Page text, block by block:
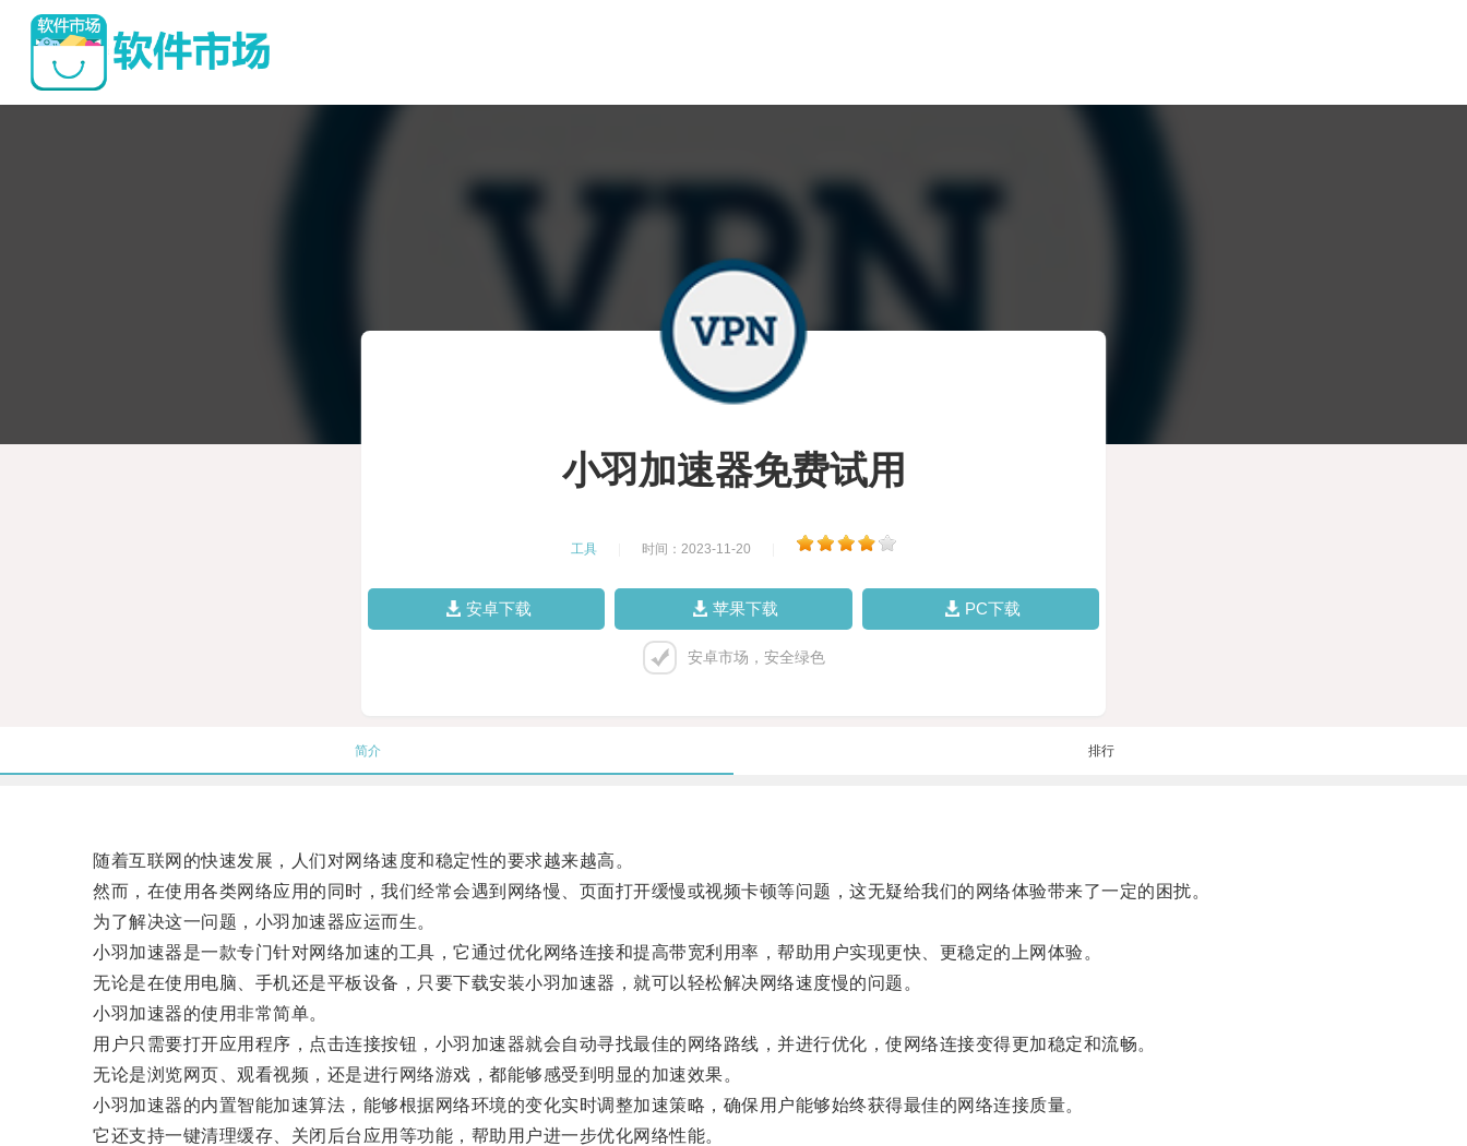
小羽加速器免费试用
工具 时间：2023-11-20
安卓下载 苹果下载 PC下载
安卓市场，安全绿色
简介 排行
随着互联网的快速发展，人们对网络速度和稳定性的要求越来越高。
然而，在使用各类网络应用的同时，我们经常会遇到网络慢、页面打开缓慢或视频卡顿等问题，这无疑给我们的网络体验带来了一定的困扰。
为了解决这一问题，小羽加速器应运而生。
小羽加速器是一款专门针对网络加速的工具，它通过优化网络连接和提高带宽利用率，帮助用户实现更快、更稳定的上网体验。
无论是在使用电脑、手机还是平板设备，只要下载安装小羽加速器，就可以轻松解决网络速度慢的问题。
小羽加速器的使用非常简单。
用户只需要打开应用程序，点击连接按钮，小羽加速器就会自动寻找最佳的网络路线，并进行优化，使网络连接变得更加稳定和流畅。
无论是浏览网页、观看视频，还是进行网络游戏，都能够感受到明显的加速效果。
小羽加速器的内置智能加速算法，能够根据网络环境的变化实时调整加速策略，确保用户能够始终获得最佳的网络连接质量。
它还支持一键清理缓存、关闭后台应用等功能，帮助用户进一步优化网络性能。